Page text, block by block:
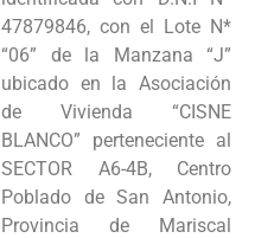
47879846, con el Lote N*
“06” de la Manzana “J”
ubicado en la Asociación
de Vivienda “CISNE
BLANCO” perteneciente al
SECTOR A6-4B, Centro
Poblado de San Antonio,
Provincia de Mariscal